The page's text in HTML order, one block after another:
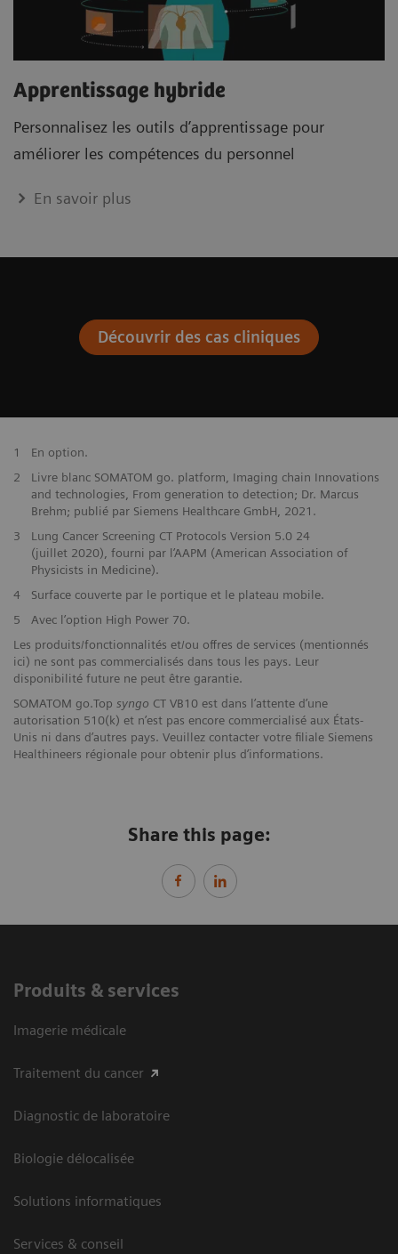
Apprentissage hybride
Personnalisez les outils d’apprentissage pour
améliorer les compétences du personnel
En savoir plus
Découvrir des cas cliniques
1
En option.
2
Livre blanc SOMATOM go. platform, Imaging chain Innovations
and technologies, From generation to detection; Dr. Marcus
Brehm; publié par Siemens Healthcare GmbH, 2021.
3
Lung Cancer Screening CT Protocols Version 5.0 24
(juillet 2020), fourni par l’AAPM (American Association of
Physicists in Medicine).
4
Surface couverte par le portique et le plateau mobile.
5
Avec l’option High Power 70.
Les produits/fonctionnalités et/ou offres de services (mentionnés
ici) ne sont pas commercialisés dans tous les pays. Leur
disponibilité future ne peut être garantie.
SOMATOM go.Top syngo CT VB10 est dans l’attente d’une
autorisation 510(k) et n’est pas encore commercialisé aux États-
Unis ni dans d’autres pays. Veuillez contacter votre filiale Siemens
Healthineers régionale pour obtenir plus d’informations.
Share this page:
Produits & services
Imagerie médicale
Traitement du cancer
Diagnostic de laboratoire
Biologie délocalisée
Solutions informatiques
Services & conseil